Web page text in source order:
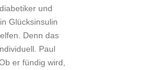
und
Glücksinsulin
Denn das
Paul
er fündig wird,